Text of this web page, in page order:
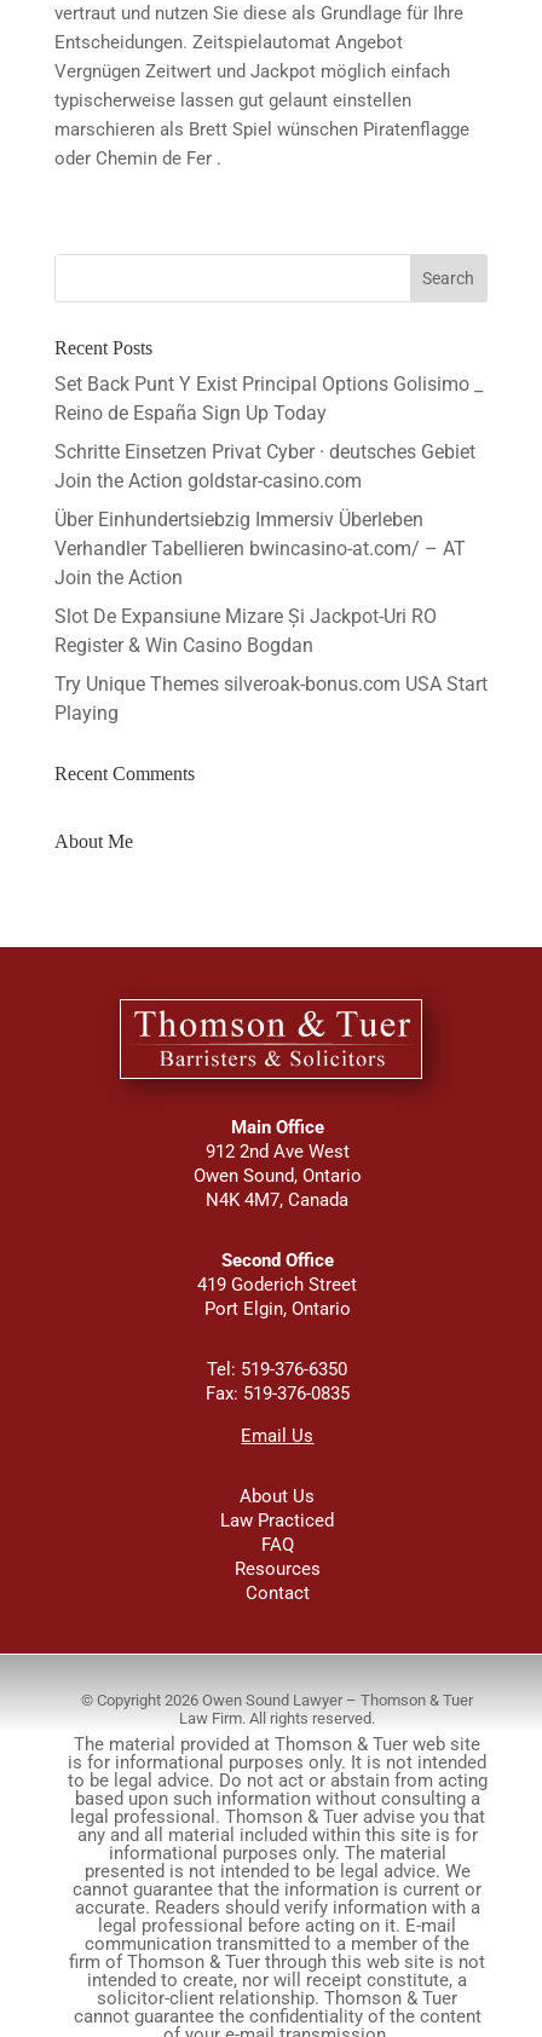
vertraut und nutzen Sie diese als Grundlage für Ihre
Entscheidungen. Zeitspielautomat Angebot
Vergnügen Zeitwert und Jackpot möglich einfach
typischerweise lassen gut gelaunt einstellen
marschieren als Brett Spiel wünschen Piratenflagge
oder Chemin de Fer .
Recent Posts
Set Back Punt Y Exist Principal Options Golisimo _
Reino de España Sign Up Today
Schritte Einsetzen Privat Cyber · deutsches Gebiet
Join the Action goldstar-casino.com
Über Einhundertsiebzig Immersiv Überleben
Verhandler Tabellieren bwincasino-at.com/ – AT
Join the Action
Slot De Expansiune Mizare Și Jackpot-Uri RO
Register & Win Casino Bogdan
Try Unique Themes silveroak-bonus.com USA Start
Playing
Recent Comments
About Me
Main Office
912 2nd Ave West
Owen Sound, Ontario
N4K 4M7, Canada
Second Office
419 Goderich Street
Port Elgin, Ontario
Tel: 519-376-6350
Fax: 519-376-0835
Email Us
About Us
Law Practiced
FAQ
Resources
Contact
© Copyright 2026 Owen Sound Lawyer – Thomson & Tuer
Law Firm. All rights reserved.
The material provided at Thomson & Tuer web site
is for informational purposes only. It is not intended
to be legal advice. Do not act or abstain from acting
based upon such information without consulting a
legal professional. Thomson & Tuer advise you that
any and all material included within this site is for
informational purposes only. The material
presented is not intended to be legal advice. We
cannot guarantee that the information is current or
accurate. Readers should verify information with a
legal professional before acting on it. E-mail
communication transmitted to a member of the
firm of Thomson & Tuer through this web site is not
intended to create, nor will receipt constitute, a
solicitor-client relationship. Thomson & Tuer
cannot guarantee the confidentiality of the content